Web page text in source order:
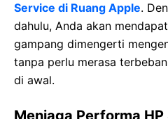
Service di Ruang Apple.
dahulu, Anda akan
gampang dimengerti
tanpa perlu merasa
di awal.
Menjaga Performa